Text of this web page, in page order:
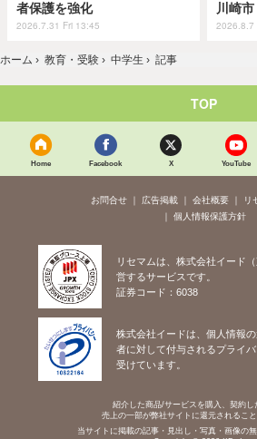
者保護を強化
2026.7.31 Fri 13:45
川崎市
2026.8.7
ホーム › 教育・受験 › 中学生 › 記事
TOP
Home Facebook X YouTube
お問合せ 広告掲載 会社概要
リ
個人情報保護方針
リセマムは、株式会社イード
営するサービスです。
証券コード：6038
株式会社イードは、個人情報
者に対して付与されるプライ
受けています。
紹介した商品/サービスを購入、契約し
売上の一部が弊社サイトに還元されること
当サイトに掲載の記事・見出し・写真・画像の無